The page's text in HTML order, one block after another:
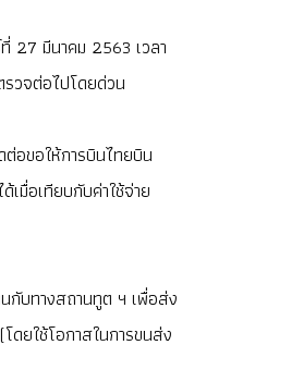
27 มีนาคม 2563 เวลา
วจต่อไปโดยด่วน
อขอให้การบินไทยบิน
มื่อเทียบกับค่าใช้จ่าย
กับทางสถานทูต ฯ เพื่อส่ง
ดยใช้โอกาสในการขนส่ง